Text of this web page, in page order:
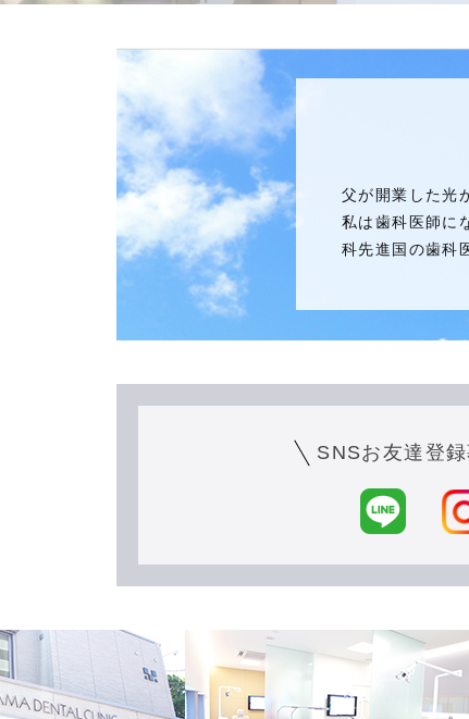
父が開業した光
私は歯科医師に
科先進国の歯科
SNSお友達登